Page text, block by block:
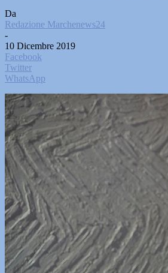
Da
Redazione Marchenews24
-
10 Dicembre 2019
Facebook
Twitter
WhatsApp